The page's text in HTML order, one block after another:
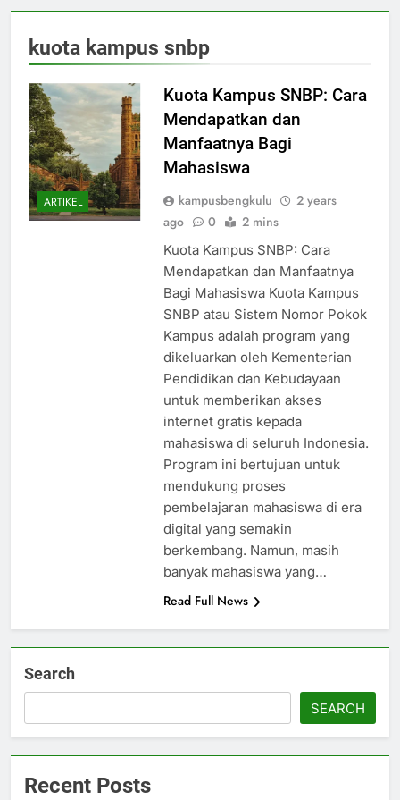
kuota kampus snbp
ARTIKEL
Kuota Kampus SNBP: Cara
Mendapatkan dan
Manfaatnya Bagi
Mahasiswa
kampusbengkulu
2 years
ago
0 2 mins
Kuota Kampus SNBP: Cara
Mendapatkan dan Manfaatnya
Bagi Mahasiswa Kuota Kampus
SNBP atau Sistem Nomor Pokok
Kampus adalah program yang
dikeluarkan oleh Kementerian
Pendidikan dan Kebudayaan
untuk memberikan akses
internet gratis kepada
mahasiswa di seluruh Indonesia.
Program ini bertujuan untuk
mendukung proses
pembelajaran mahasiswa di era
digital yang semakin
berkembang. Namun, masih
banyak mahasiswa yang…
Read Full News
Search
SEARCH
Recent Posts